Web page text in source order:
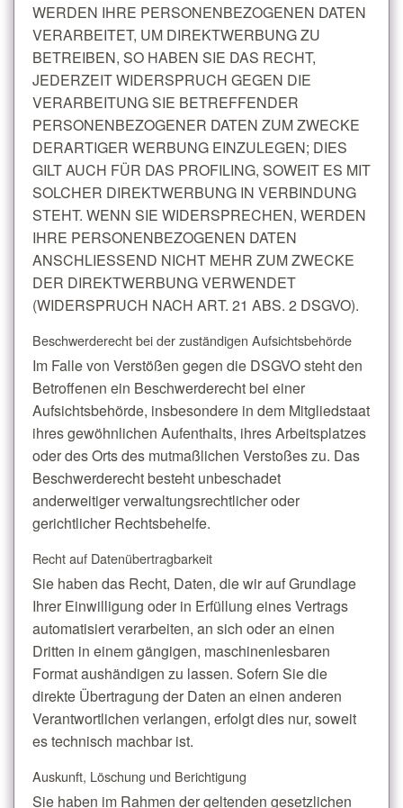
WERDEN IHRE PERSONENBEZOGENEN DATEN
VERARBEITET, UM DIREKTWERBUNG ZU
BETREIBEN, SO HABEN SIE DAS RECHT,
JEDERZEIT WIDERSPRUCH GEGEN DIE
VERARBEITUNG SIE BETREFFENDER
PERSONENBEZOGENER DATEN ZUM ZWECKE
DERARTIGER WERBUNG EINZULEGEN; DIES
GILT AUCH FÜR DAS PROFILING, SOWEIT ES MIT
SOLCHER DIREKTWERBUNG IN VERBINDUNG
STEHT. WENN SIE WIDERSPRECHEN, WERDEN
IHRE PERSONENBEZOGENEN DATEN
ANSCHLIESSEND NICHT MEHR ZUM ZWECKE
DER DIREKTWERBUNG VERWENDET
(WIDERSPRUCH NACH ART. 21 ABS. 2 DSGVO).
Beschwerde­recht bei der zuständigen Aufsichts­behörde
Im Falle von Verstößen gegen die DSGVO steht den
Betroffenen ein Beschwerderecht bei einer
Aufsichtsbehörde, insbesondere in dem Mitgliedstaat
ihres gewöhnlichen Aufenthalts, ihres Arbeitsplatzes
oder des Orts des mutmaßlichen Verstoßes zu. Das
Beschwerderecht besteht unbeschadet
anderweitiger verwaltungsrechtlicher oder
gerichtlicher Rechtsbehelfe.
Recht auf Daten­übertrag­barkeit
Sie haben das Recht, Daten, die wir auf Grundlage
Ihrer Einwilligung oder in Erfüllung eines Vertrags
automatisiert verarbeiten, an sich oder an einen
Dritten in einem gängigen, maschinenlesbaren
Format aushändigen zu lassen. Sofern Sie die
direkte Übertragung der Daten an einen anderen
Verantwortlichen verlangen, erfolgt dies nur, soweit
es technisch machbar ist.
Auskunft, Löschung und Berichtigung
Sie haben im Rahmen der geltenden gesetzlichen